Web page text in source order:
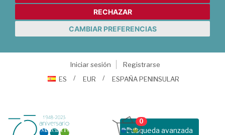
RECHAZAR
CAMBIAR PREFERENCIAS
Iniciar sesión
Registrarse
ES
EUR ESPAÑA PENINSULAR
Busqueda avanzada
0